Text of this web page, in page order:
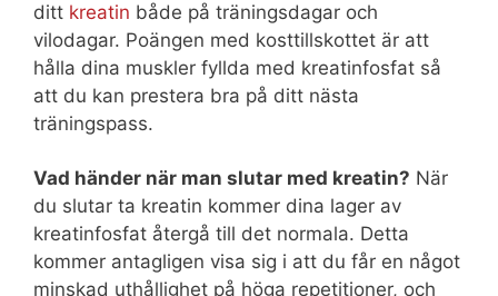
ditt kreatin både på träningsdagar och
vilodagar. Poängen med kosttillskottet är att
hålla dina muskler fyllda med kreatinfosfat så
att du kan prestera bra på ditt nästa
träningspass.
Vad händer när man slutar med kreatin? När
du slutar ta kreatin kommer dina lager av
kreatinfosfat återgå till det normala. Detta
kommer antagligen visa sig i att du får en något
minskad uthållighet på höga repetitioner, och